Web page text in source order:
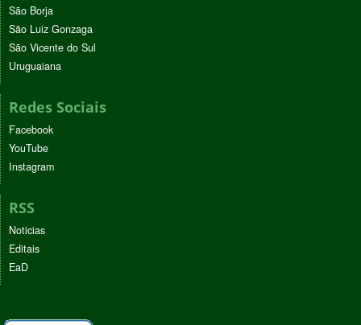
São Borja
São Luiz Gonzaga
São Vicente do Sul
Uruguaiana
Redes Sociais
Facebook
YouTube
Instagram
RSS
Noticias
Editais
EaD